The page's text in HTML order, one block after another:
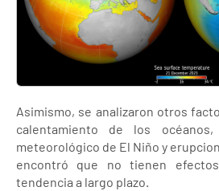
Asimismo, se analizaron otros
calentamiento de los
meteorológico de El Niño y
encontró que no tienen
tendencia a largo plazo.